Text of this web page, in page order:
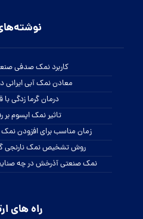
کاربرد نمک صدفی
معادن نمک آبی ایرانی
درمان گرما زدگی
تاثیر نمک اپسوم
زمان مناسب برای افزودن
روش تشخیص نمک نارنجی
نمک صنعتی آذرخش در چه
راه های